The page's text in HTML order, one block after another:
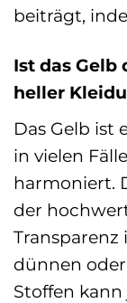
beiträgt,
Ist das Gelb
heller
Das Gelb ist
in vielen
harmoniert.
der
Transparenz
dünnen
Stoffen